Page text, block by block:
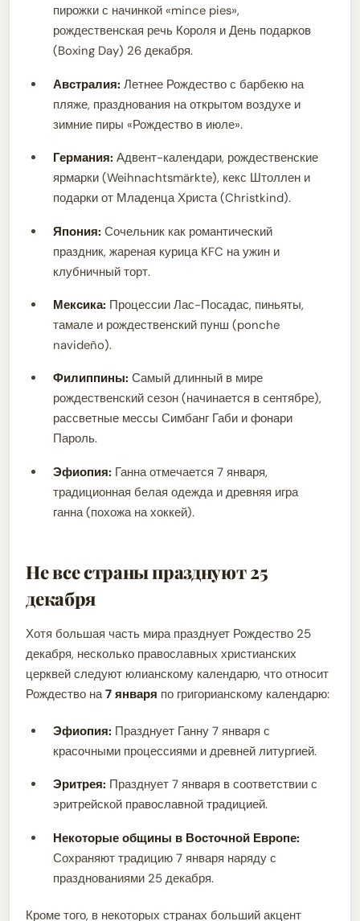
пирожки с начинкой «mince pies»,
рождественская речь Короля и День подарков
(Boxing Day) 26 декабря.
Австралия: Летнее Рождество с барбекю на
пляже, празднования на открытом воздухе и
зимние пиры «Рождество в июле».
Германия: Адвент-календари, рождественские
ярмарки (Weihnachtsmärkte), кекс Штоллен и
подарки от Младенца Христа (Christkind).
Япония: Сочельник как романтический
праздник, жареная курица KFC на ужин и
клубничный торт.
Мексика: Процессии Лас-Посадас, пиньяты,
тамале и рождественский пунш (ponche
navideño).
Филиппины: Самый длинный в мире
рождественский сезон (начинается в сентябре),
рассветные мессы Симбанг Габи и фонари
Пароль.
Эфиопия: Ганна отмечается 7 января,
традиционная белая одежда и древняя игра
ганна (похожа на хоккей).
Не все страны празднуют 25
декабря
Хотя большая часть мира празднует Рождество 25
декабря, несколько православных христианских
церквей следуют юлианскому календарю, что относит
Рождество на7 января по григорианскому календарю:
Эфиопия: Празднует Ганну 7 января с
красочными процессиями и древней литургией.
Эритрея: Празднует 7 января в соответствии с
эритрейской православной традицией.
Некоторые общины в Восточной Европе:
Сохраняют традицию 7 января наряду с
празднованиями 25 декабря.
Кроме того, в некоторых странах больший акцент